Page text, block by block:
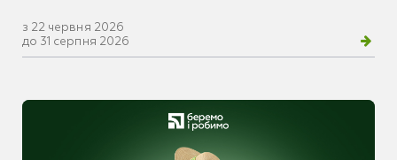
з 22 червня 2026
до 31 серпня 2026